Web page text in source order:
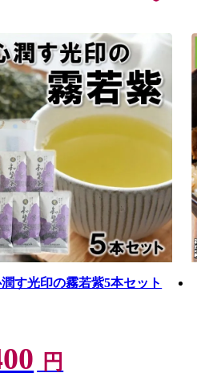
潤す光印の霧若紫5本セット
円